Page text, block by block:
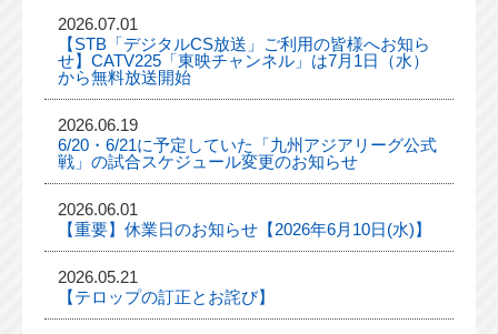
2026.07.01
【STB「デジタルCS放送」ご利用の皆様へお知ら
せ】CATV225「東映チャンネル」は7月1日（水）
から無料放送開始
2026.06.19
6/20・6/21に予定していた「九州アジアリーグ公式
戦」の試合スケジュール変更のお知らせ
2026.06.01
【重要】休業日のお知らせ【2026年6月10日(水)】
2026.05.21
【テロップの訂正とお詫び】